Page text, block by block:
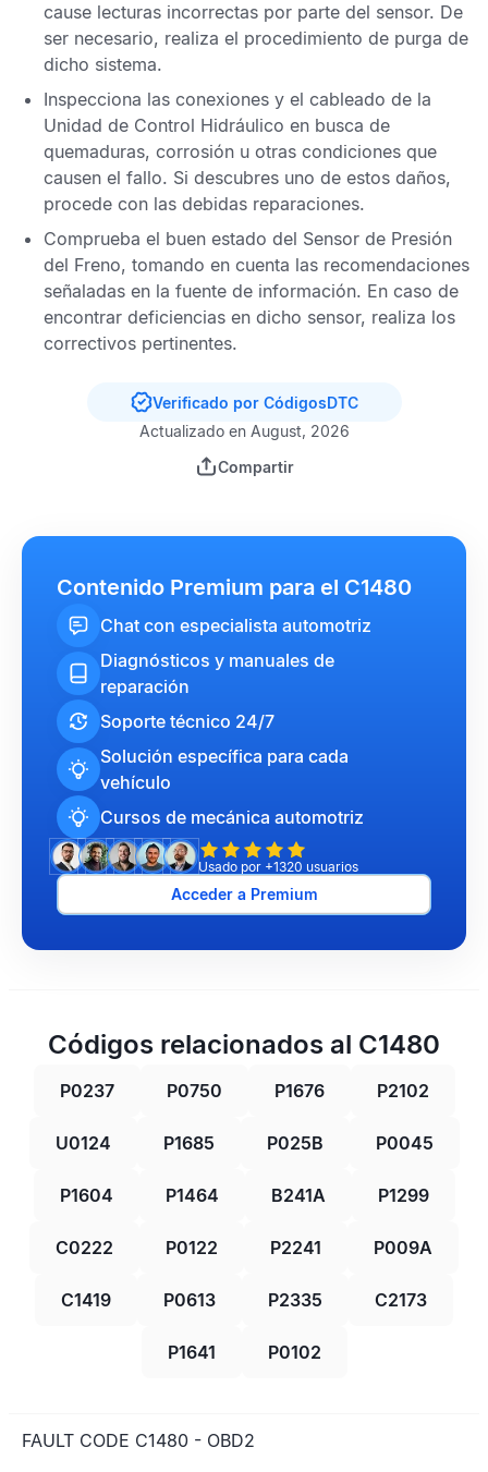
cause lecturas incorrectas por parte del sensor. De
ser necesario, realiza el procedimiento de purga de
dicho sistema.
Inspecciona las conexiones y el cableado de la
Unidad de Control Hidráulico en busca de
quemaduras, corrosión u otras condiciones que
causen el fallo. Si descubres uno de estos daños,
procede con las debidas reparaciones.
Comprueba el buen estado del Sensor de Presión
del Freno, tomando en cuenta las recomendaciones
señaladas en la fuente de información. En caso de
encontrar deficiencias en dicho sensor, realiza los
correctivos pertinentes.
Verificado por CódigosDTC
Actualizado en August, 2026
Compartir
Contenido Premium para el C1480
Chat con especialista automotriz
Diagnósticos y manuales de
reparación
Soporte técnico 24/7
Solución específica para cada
vehículo
Cursos de mecánica automotriz
Usado por +1320 usuarios
Acceder a Premium
Códigos relacionados al C1480
P0237 P0750 P1676 P2102
U0124 P1685 P025B P0045
P1604 P1464 B241A P1299
C0222 P0122 P2241 P009A
C1419 P0613 P2335 C2173
P1641 P0102
FAULT CODE C1480 - OBD2